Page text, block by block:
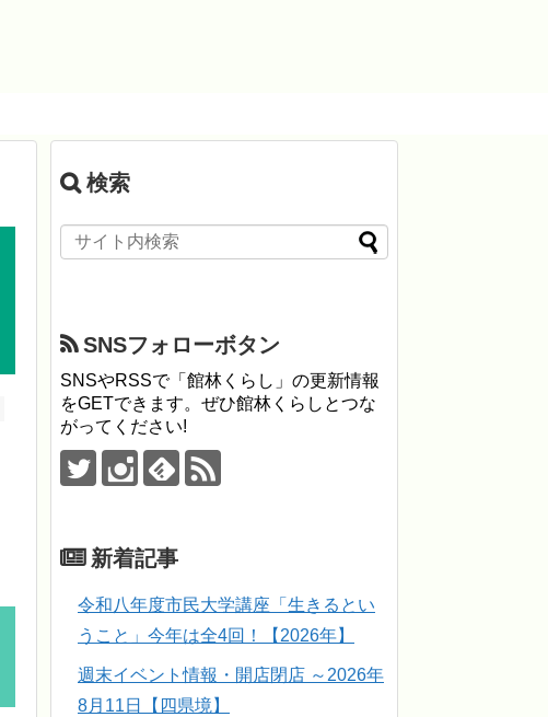
検索
SNSフォローボタン
SNSやRSSで「館林くらし」の更新情報
をGETできます。ぜひ館林くらしとつな
がってください!
新着記事
令和八年度市民大学講座「生きるとい
うこと」今年は全4回！【2026年】
週末イベント情報・開店閉店 ～2026年
8月11日【四県境】